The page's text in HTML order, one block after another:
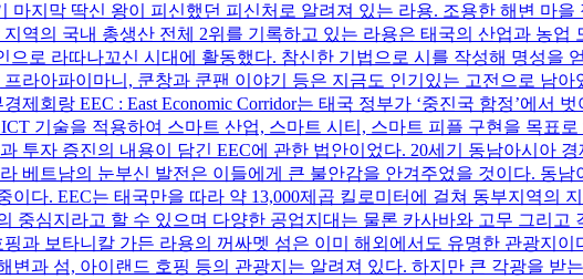
마지막 딱신 왕이 피신했던 피신처로 알려져 있는 라용. 조용한 해변 마
역의 국내 총생산 전체 2위를 기록하고 있는 라용은 태국의 산업과 농업
으로 라따나꼬신 시대에 활동했다. 참신한 기법으로 시를 작성해 명성을
라아파이마니, 쿤창과 쿤팬 이야기 등은 지금도 인기있는 고전으로 남
제회랑 EEC : East Economic Corridor는 태국 정부가 ‘중진국 함정’에서
기술을 적용하여 스마트 산업, 스마트 시티, 스마트 피플 구현을 목표
투자 증진의 내용이 담긴 EEC에 관한 법안이었다. 20세기 동남아시아
베트남의 눈부신 발전은 이들에게 큰 불안감을 안겨주었을 것이다. 동
다. EEC는 태국만을 따라 약 13,000제곱 킬로미터에 걸쳐 동부지역의
중심지라고 할 수 있으며 다양한 공업지대는 물론 카사바와 고무 그리
과 보타니칼 가든 라용의 꺼싸멧 섬은 이미 해외에서도 유명한 관광지
과 섬, 아이랜드 호핑 등의 관광지는 알려져 있다. 하지만 큰 각광을 받